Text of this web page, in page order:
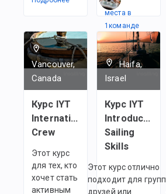
места в
1командe
Vancouver,
Canada
Курс IYT
International
Crew
Этот курс
для тех, кто
хочет стать
активным
Haifa,
Israel
Курс IYT
Introductory
Sailing
Skills
Этот курс отлично
подходит для групп
друзей или